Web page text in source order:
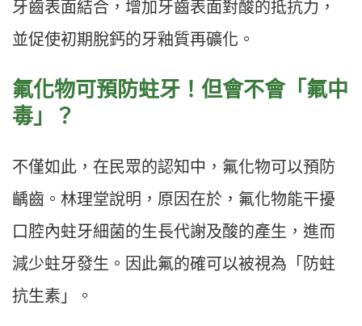
牙齒表面結合，增加牙齒表面對酸的抵抗力，
並促使初期脫鈣的牙釉質再礦化。
氟化物可預防蛀牙！但會不會「氟中
毒」？
不僅如此，在民眾的認知中，氟化物可以預防
齲齒。林理堂說明，原因在於，氟化物能干擾
口腔內蛀牙細菌的生長代謝及酸的產生，進而
減少蛀牙發生。因此氟的確可以被視為「防蛀
抗生素」。